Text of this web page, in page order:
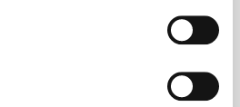
Sie bei Ihrer Suche nach einer
(m|w|d), PKA oder PTA.